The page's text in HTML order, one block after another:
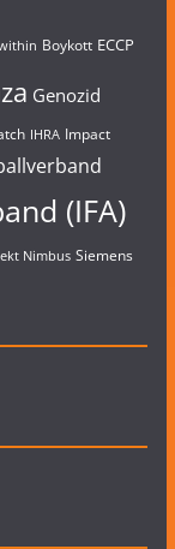
Boykott ECCP
Genozid
IHRA Impact
(IFA)
Nimbus Siemens